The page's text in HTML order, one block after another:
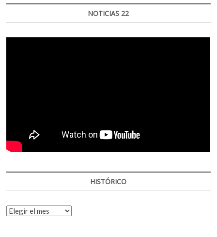
NOTICIAS 22
HISTÓRICO
HISTÓRICO